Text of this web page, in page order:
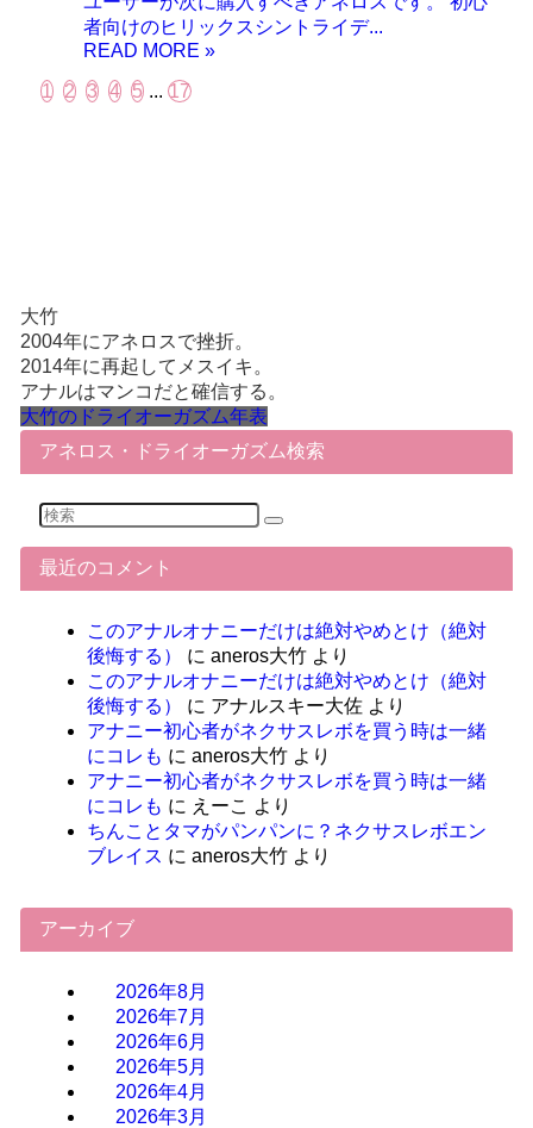
者向けのヒリックスシントライデ...
1 2 3 4 5 ... 17
大竹
2004年にアネロスで挫折。
2014年に再起してメスイキ。
アナルはマンコだと確信する。
大竹のドライオーガズム年表
アネロス・ドライオーガズム検索
最近のコメント
このアナルオナニーだけは絶対やめとけ（絶対
後悔する）
に aneros大竹より
このアナルオナニーだけは絶対やめとけ（絶対
後悔する）
に アナルスキー大佐より
アナニー初心者がネクサスレボを買う時は一緒
にコレも に aneros大竹より
アナニー初心者がネクサスレボを買う時は一緒
にコレも に えーこ より
ちんことタマがパンパンに？ネクサスレボエン
ブレイス に aneros大竹より
アーカイブ
2026年8月
2026年7月
2026年6月
2026年5月
2026年4月
2026年3月